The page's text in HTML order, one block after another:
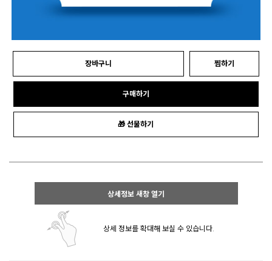
장바구니 찜하기
구매하기
🎁 선물하기
상세정보 새창 열기
상세 정보를 확대해 보실 수 있습니다.